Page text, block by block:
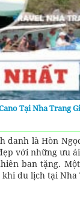
Tại Nha Trang
danh là Hòn
với những ưu
ban tặng.
du lịch tại Nha